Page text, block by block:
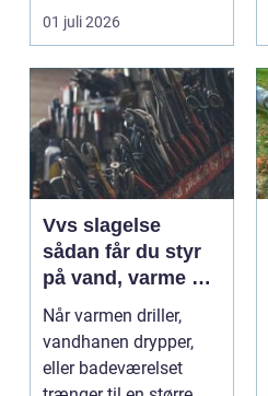
Nordjylland...
01 juli 2026
Vvs slagelse
sådan får du styr
på vand, varme og
energi i din bolig
Når varmen driller,
vandhanen drypper,
eller badeværelset